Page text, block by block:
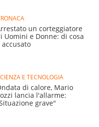
un corteggiatore
Uomini e Donne: di cosa
accusato
E TECNOLOGIA
di calore, Mario
lancia l'allarme:
grave"